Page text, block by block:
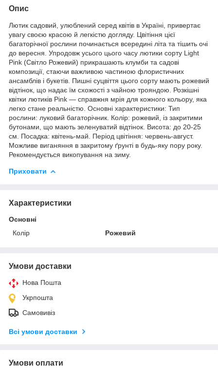
Опис
Лютик садовий, улюблений серед квітів в Україні, привертає
увагу своєю красою й легкістю догляду. Цвітіння цієї
багаторічної рослини починається всередині літа та тішить очі
до вересня. Упродовж усього цього часу лютики сорту Light
Pink (Світло Рожевий) прикрашають клумби та садові
композиції, стаючи важливою частиною флористичних
ансамблів і букетів. Пишні суцвіття цього сорту мають рожевий
відтінок, що надає їм схожості з чайною трояндою. Розкішні
квітки лютиків Pink — справжня мрія для кожного кольору, яка
легко стане реальністю. Основні характеристики: Тип
рослини: луковий багаторічник. Колір: рожевий, із закритими
бутонами, що мають зеленуватий відтінок. Висота: до 20-25
см. Посадка: квітень-май. Період цвітіння: червень-август.
Можливе виганяння в закритому ґрунті в будь-яку пору року.
Рекомендується викопування на зиму.
Приховати
Характеристики
Основні
Колір
Рожевий
Умови доставки
Нова Пошта
Укрпошта
Самовивіз
Всі умови доставки
Умови оплати